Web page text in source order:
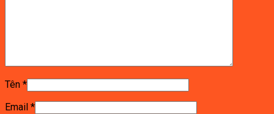
Tên *
Email *